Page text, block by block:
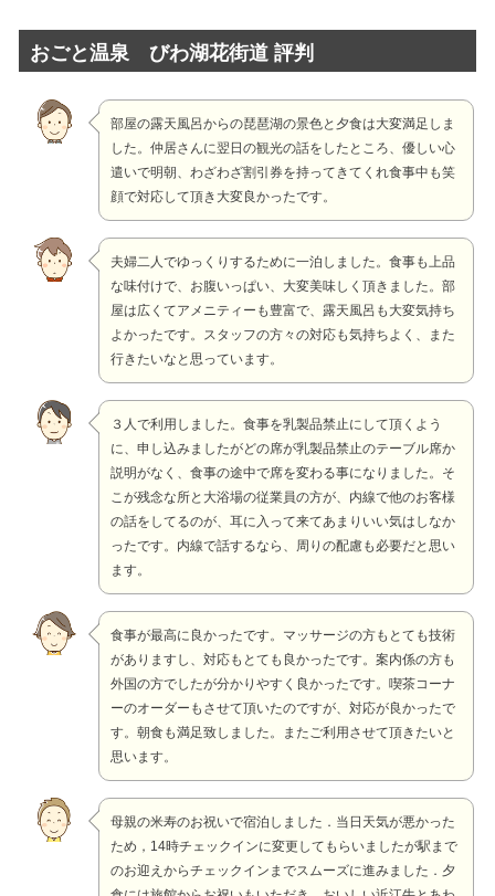
おごと温泉 びわ湖花街道 評判
部屋の露天風呂からの琵琶湖の景色と夕食は大変満足しま
した。仲居さんに翌日の観光の話をしたところ、優しい心
遣いで明朝、わざわざ割引券を持ってきてくれ食事中も笑
顔で対応して頂き大変良かったです。
夫婦二人でゆっくりするために一泊しました。食事も上品
な味付けで、お腹いっぱい、大変美味しく頂きました。部
屋は広くてアメニティーも豊富で、露天風呂も大変気持ち
よかったです。スタッフの方々の対応も気持ちよく、また
行きたいなと思っています。
３人で利用しました。食事を乳製品禁止にして頂くよう
に、申し込みましたがどの席が乳製品禁止のテーブル席か
説明がなく、食事の途中で席を変わる事になりました。そ
こが残念な所と大浴場の従業員の方が、内線で他のお客様
の話をしてるのが、耳に入って来てあまりいい気はしなか
ったです。内線で話するなら、周りの配慮も必要だと思い
ます。
食事が最高に良かったです。マッサージの方もとても技術
がありますし、対応もとても良かったです。案内係の方も
外国の方でしたが分かりやすく良かったです。喫茶コーナ
ーのオーダーもさせて頂いたのですが、対応が良かったで
す。朝食も満足致しました。またご利用させて頂きたいと
思います。
母親の米寿のお祝いで宿泊しました．当日天気が悪かった
ため，14時チェックインに変更してもらいましたが駅まで
のお迎えからチェックインまでスムーズに進みました．夕